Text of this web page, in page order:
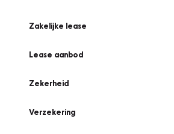
Zakelijke lease
Lease aanbod
Zekerheid
Verzekering